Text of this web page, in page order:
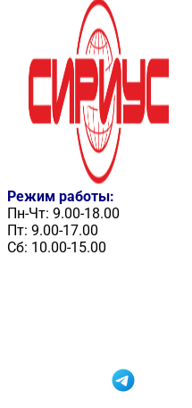
Режим работы:
Пн-Чт: 9.00-18.00
Пт: 9.00-17.00
Сб: 10.00-15.00